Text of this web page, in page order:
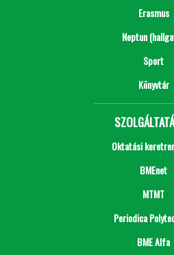
Erasmus
Neptun
Sport
Könyvtár
Oktatási
BMEnet
MTMT
Periodica
BME Alfa